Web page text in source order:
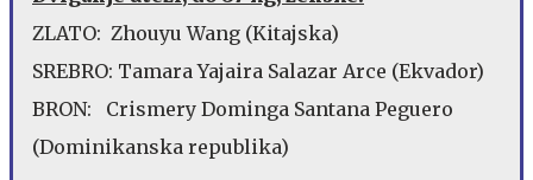
ZLATO: Zhouyu Wang (Kitajska)
SREBRO: Tamara Yajaira Salazar Arce (Ekvador)
BRON: Crismery Dominga Santana Peguero
(Dominikanska republika)